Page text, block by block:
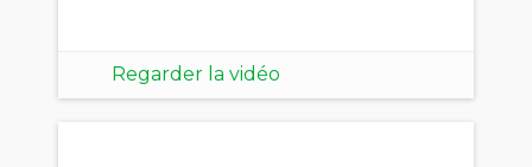
Regarder la vidéo